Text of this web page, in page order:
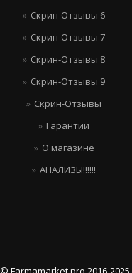
Скрин-Отзывы 6
Скрин-Отзывы 7
Скрин-Отзывы 8
Скрин-Отзывы 9
Скрин-Отзывы
Гарантии
О магазине
АНАЛИЗЫ!!!!!!